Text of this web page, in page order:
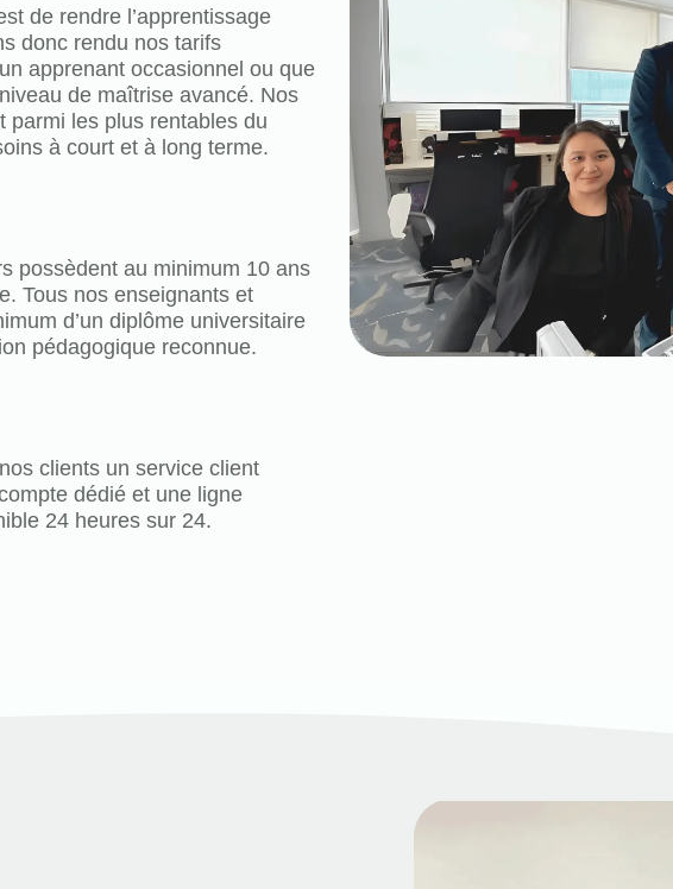
de rendre l’apprentissage
donc rendu nos tarifs
apprenant occasionnel ou que
de maîtrise avancé. Nos
parmi les plus rentables du
à court et à long terme.
possèdent au minimum 10 ans
Tous nos enseignants et
d’un diplôme universitaire
pédagogique reconnue.
clients un service client
dédié et une ligne
24 heures sur 24.